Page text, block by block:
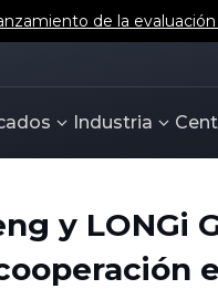
de la
Industria
y LONGi